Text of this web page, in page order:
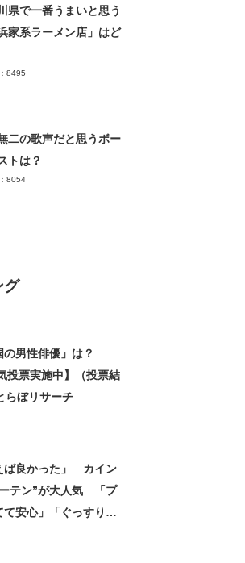
県で一番うまいと思う
家系ラーメン店」はど
8495
二の歌声だと思うボー
トは？
8054
グ
男性俳優」は？
投票実施中】（投票結
らぼリサーチ
ば良かった」 カイン
テン”が大人気 「プ
て安心」「ぐっすり眠